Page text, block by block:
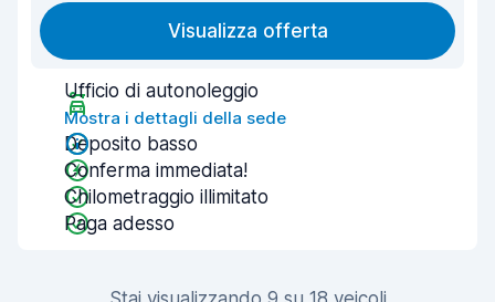
Visualizza offerta
Ufficio di autonoleggio
Mostra i dettagli della sede
Deposito basso
Conferma immediata!
Chilometraggio illimitato
Paga adesso